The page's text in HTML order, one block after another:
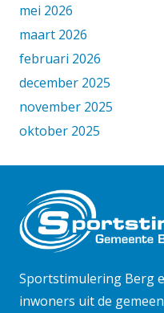
mei 2026
maart 2026
februari 2026
december 2025
november 2025
oktober 2025
juni 2025
mei 2025
april 2025
maart 2025
februari 2025
Sportstimulering Berg
inwoners uit de